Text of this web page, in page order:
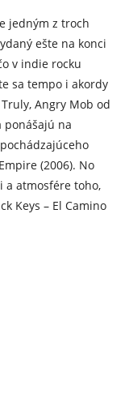
jedným z troch
ešte na konci
v indie rocku
sa tempo i akordy
Angry Mob od
ponášajú na
(2006). No
a atmosfére toho,
Keys – El Camino